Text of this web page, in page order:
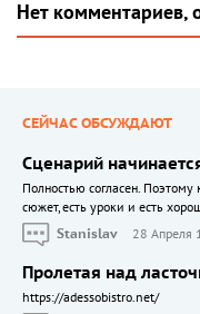
Нет комментариев,
СЕЙЧАС ОБСУЖДАЮТ
Сценарий
Полностью согласен. Поэтому
сюжет, есть уроки и есть
Stanislav
28 Апреля
Пролетая над
https://adessobistro.net/